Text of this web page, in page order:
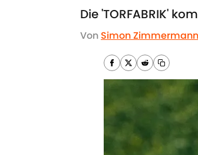
Die 'TORFABRIK'
Von Simon Zimmermann